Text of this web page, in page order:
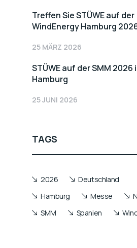
Treffen Sie STÜWE auf der
WindEnergy Hamburg
25 MÄRZ 2026
STÜWE auf der SMM 2026
Hamburg
25 JUNI 2026
TAGS
2026
Deutschland
Hamburg
Messe
SMM
Spanien